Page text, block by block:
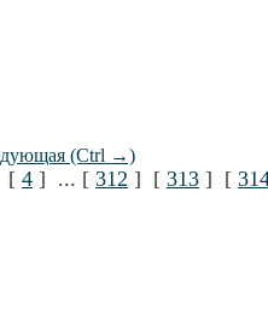
(Ctrl →)
[ 4 ] ... [ 312 ] [ 313 ] [